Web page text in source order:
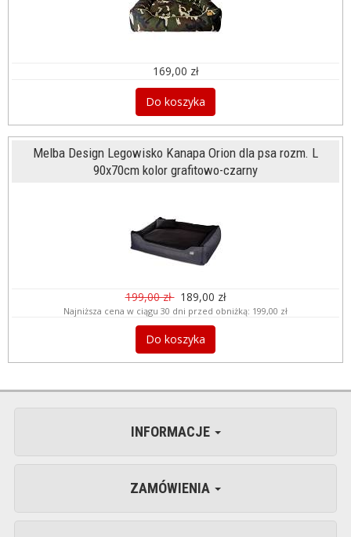
169,00 zł
Do koszyka
Melba Design Legowisko Kanapa Orion dla psa rozm. L
90x70cm kolor grafitowo-czarny
199,00 zł 189,00 zł
Najniższa cena w ciągu 30 dni przed obniżką: 199,00 zł
Do koszyka
INFORMACJE
ZAMÓWIENIA